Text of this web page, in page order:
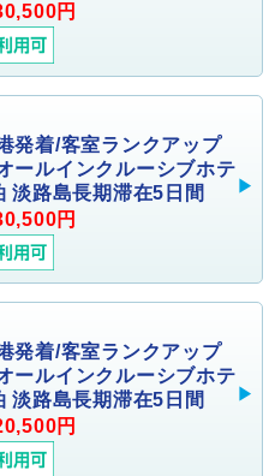
円
発着/客室ランクアップ
ールインクルーシブホテ
淡路島長期滞在5日間
円
発着/客室ランクアップ
ールインクルーシブホテ
淡路島長期滞在5日間
円